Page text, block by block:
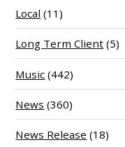
Local (11)
Long Term Client (5)
Music (442)
News (360)
News Release (18)